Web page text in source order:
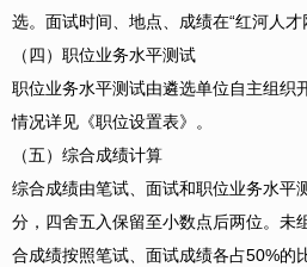
选。面试时间、地点、成绩在“红河人才
（四）职位业务水平测试
职位业务水平测试由遴选单位自主组织
情况详见《职位设置表》。
（五）综合成绩计算
综合成绩由笔试、面试和职位业务水平
分，四舍五入保留至小数点后两位。未
合成绩按照笔试、面试成绩各占50%的